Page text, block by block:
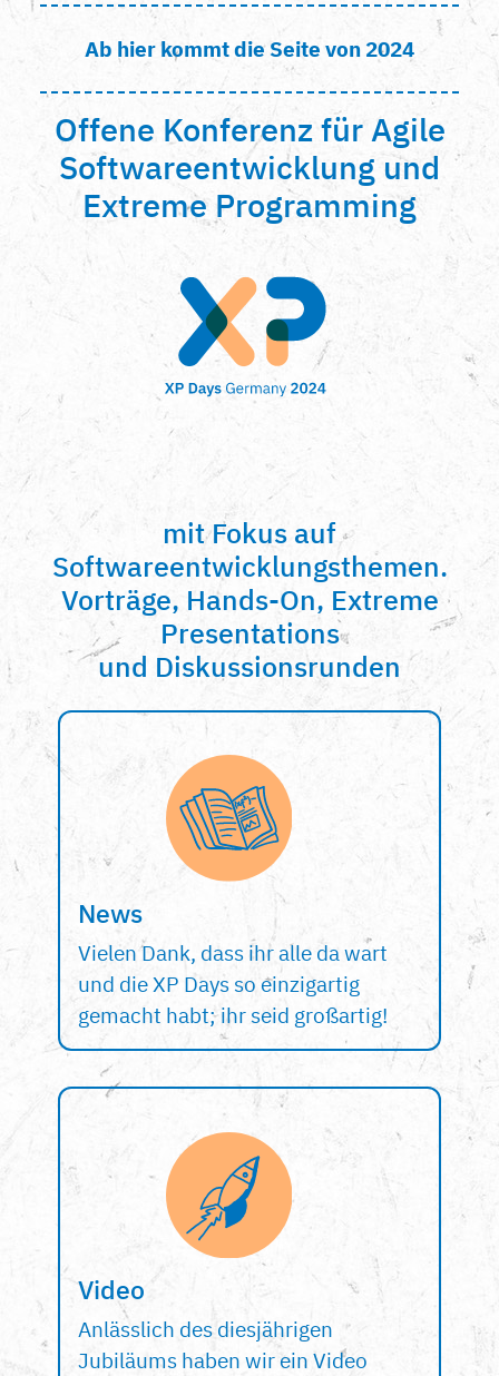
Ab hier kommt die Seite von 2024
Offene Konferenz für Agile
Softwareentwicklung und
Extreme Programming
mit Fokus auf
Softwareentwicklungsthemen.
Vorträge, Hands-On, Extreme
Presentations
und Diskussionsrunden
News
Vielen Dank, dass ihr alle da wart
und die XP Days so einzigartig
gemacht habt; ihr seid großartig!
Video
Anlässlich des diesjährigen
Jubiläums haben wir ein Video